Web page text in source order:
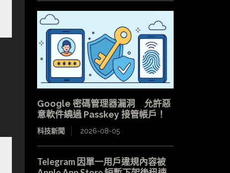
Google 密碼管理器漏洞 允許惡
意軟件繞過 Passkey 接管帳戶！
科技新聞 2026-08-05
Telegram 因單一用戶違規內容被